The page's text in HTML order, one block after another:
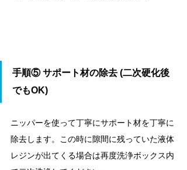
手順⑤ サポート材の除去 (二次硬化後
でもOK)
ニッパーを使って丁寧にサポート材を丁寧に
除去します。この時に隙間に残っていた液体
レジンが出てくる場合は再度洗浄ボックス内